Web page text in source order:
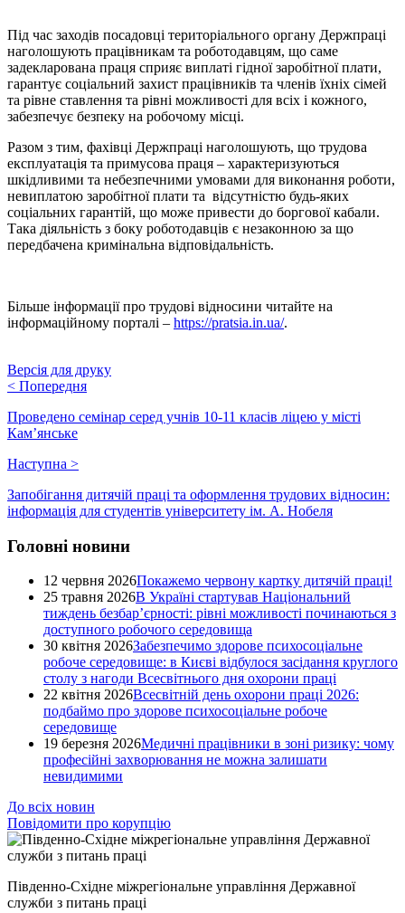
Під час заходів посадовці територіального органу Держпраці
наголошують працівникам та роботодавцям, що саме
задекларована праця сприяє виплаті гідної заробітної плати,
гарантує соціальний захист працівників та членів їхніх сімей
та рівне ставлення та рівні можливості для всіх і кожного,
забезпечує безпеку на робочому місці.
Разом з тим, фахівці Держпраці наголошують, що трудова
експлуатація та примусова праця – характеризуються
шкідливими та небезпечними умовами для виконання роботи,
невиплатою заробітної плати та відсутністю будь-яких
соціальних гарантій, що може привести до боргової кабали.
Така діяльність з боку роботодавців є незаконною за що
передбачена кримінальна відповідальність.
Більше інформації про трудові відносини читайте на
інформаційному порталі – https://pratsia.in.ua/.
Версія для друку
< Попередня
Проведено семінар серед учнів 10-11 класів ліцею у місті
Кам’янське
Наступна >
Запобігання дитячій праці та оформлення трудових відносин:
інформація для студентів університету ім. А. Нобеля
Головні новини
12 червня 2026Покажемо червону картку дитячій праці!
25 травня 2026В Україні стартував Національний
тиждень безбар’єрності: рівні можливості починаються з
доступного робочого середовища
30 квітня 2026Забезпечимо здорове психосоціальне
робоче середовище: в Києві відбулося засідання круглого
столу з нагоди Всесвітнього дня охорони праці
22 квітня 2026Всесвітній день охорони праці 2026:
подбаймо про здорове психосоціальне робоче
середовище
19 березня 2026Медичні працівники в зоні ризику: чому
професійні захворювання не можна залишати
невидимими
До всіх новин
Повідомити про корупцію
Південно-Східне міжрегіональне управління Державної
служби з питань праці